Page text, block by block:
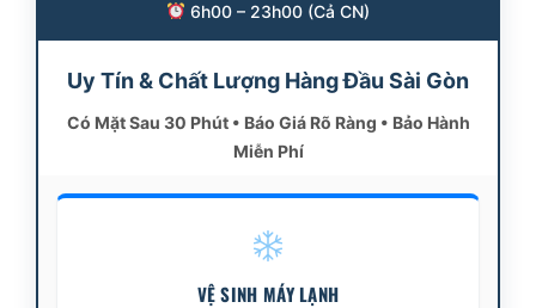
6h00 – 23h00 (Cả CN)
Uy Tín & Chất Lượng Hàng Đầu Sài Gòn
Có Mặt Sau 30 Phút • Báo Giá Rõ Ràng • Bảo Hành
Miễn Phí
VỆ SINH MÁY LẠNH